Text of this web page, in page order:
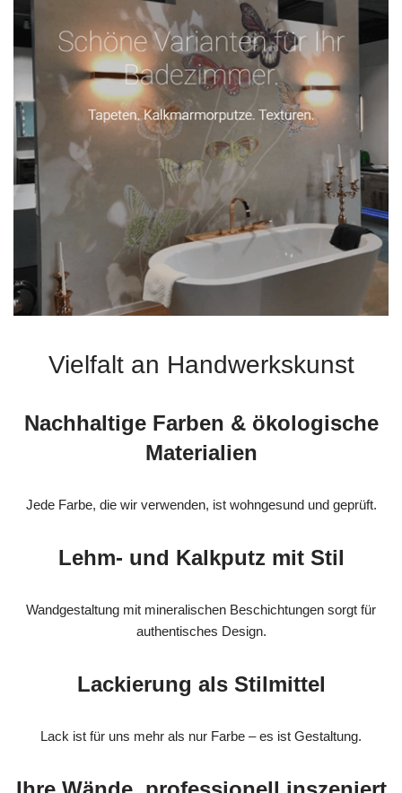
Vielfalt an Handwerkskunst
Nachhaltige Farben & ökologische
Materialien
Jede Farbe, die wir verwenden, ist wohngesund und geprüft.
Lehm- und Kalkputz mit Stil
Wandgestaltung mit mineralischen Beschichtungen sorgt für
authentisches Design.
Lackierung als Stilmittel
Lack ist für uns mehr als nur Farbe – es ist Gestaltung.